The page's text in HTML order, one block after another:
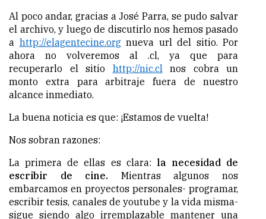
Al poco andar, gracias a José Parra, se pudo salvar
el archivo, y luego de discutirlo nos hemos pasado
a http://elagentecine.org nueva url del sitio. Por
ahora no volveremos al .cl, ya que para
recuperarlo el sitio http://nic.cl nos cobra un
monto extra para arbitraje fuera de nuestro
alcance inmediato.
La buena noticia es que: ¡Estamos de vuelta!
Nos sobran razones:
La primera de ellas es clara: la necesidad de
escribir de cine. Mientras algunos nos
embarcamos en proyectos personales- programar,
escribir tesis, canales de youtube y la vida misma-
sigue siendo algo irremplazable mantener una